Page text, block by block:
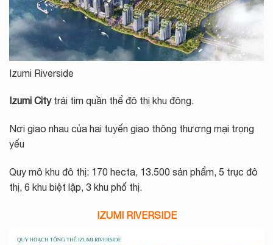
Izumi Riverside
Izumi Citytrái tim quần thể đô thị khu đông.
Nơi giao nhau của hai tuyến giao thông thương mại trọng
yếu
Quy mô khu đô thị: 170 hecta, 13.500 sản phẩm, 5 trục đô
thị, 6 khu biệt lập, 3 khu phố thị.
IZUMI RIVERSIDE